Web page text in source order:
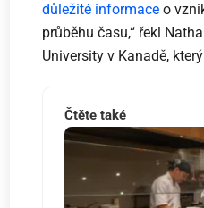
důležité informace o
průběhu času,“ řekl
University v Kanadě,
Čtěte také